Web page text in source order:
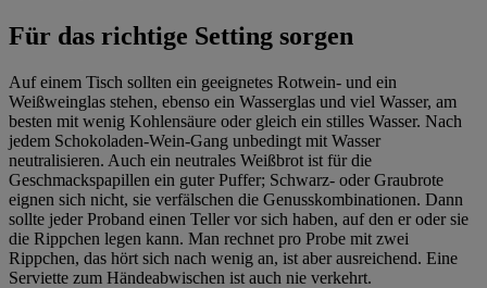
Für das richtige Setting sorgen
Auf einem Tisch sollten ein geeignetes Rotwein- und ein
Weißweinglas stehen, ebenso ein Wasserglas und viel Wasser, am
besten mit wenig Kohlensäure oder gleich ein stilles Wasser. Nach
jedem Schokoladen-Wein-Gang unbedingt mit Wasser
neutralisieren. Auch ein neutrales Weißbrot ist für die
Geschmackspapillen ein guter Puffer; Schwarz- oder Graubrote
eignen sich nicht, sie verfälschen die Genusskombinationen. Dann
sollte jeder Proband einen Teller vor sich haben, auf den er oder sie
die Rippchen legen kann. Man rechnet pro Probe mit zwei
Rippchen, das hört sich nach wenig an, ist aber ausreichend. Eine
Serviette zum Händeabwischen ist auch nie verkehrt.